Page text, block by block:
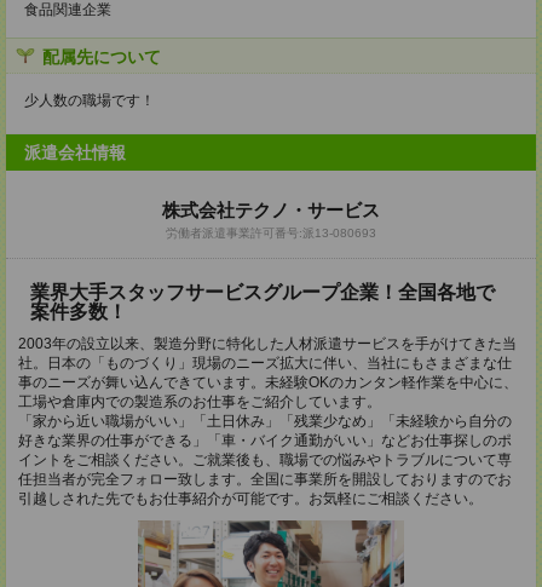
食品関連企業
配属先について
少人数の職場です！
派遣会社情報
株式会社テクノ・サービス
労働者派遣事業許可番号:派13-080693
業界大手スタッフサービスグループ企業！全国各地で
案件多数！
2003年の設立以来、製造分野に特化した人材派遣サービスを手がけてきた当
社。日本の「ものづくり」現場のニーズ拡大に伴い、当社にもさまざまな仕
事のニーズが舞い込んできています。未経験OKのカンタン軽作業を中心に、
工場や倉庫内での製造系のお仕事をご紹介しています。
「家から近い職場がいい」「土日休み」「残業少なめ」「未経験から自分の
好きな業界の仕事ができる」「車・バイク通勤がいい」などお仕事探しのポ
イントをご相談ください。ご就業後も、職場での悩みやトラブルについて専
任担当者が完全フォロー致します。全国に事業所を開設しておりますのでお
引越しされた先でもお仕事紹介が可能です。お気軽にご相談ください。